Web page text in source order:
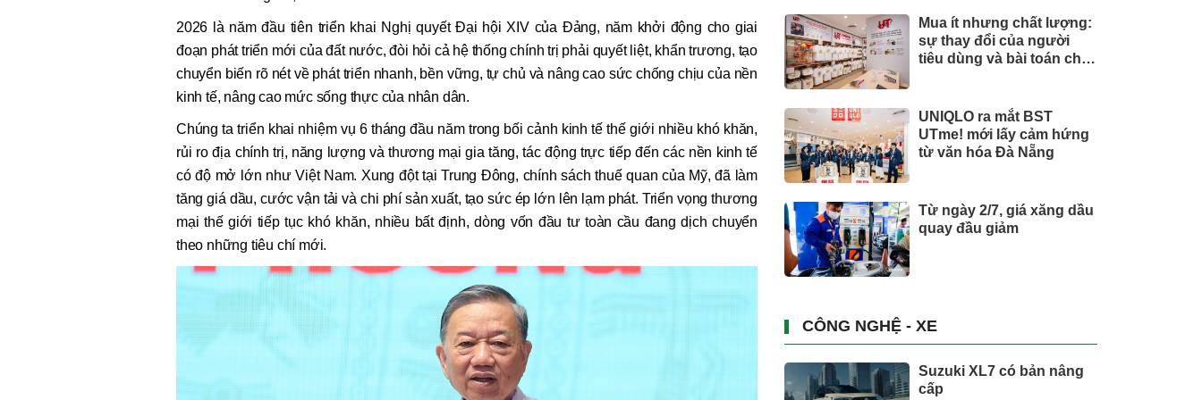
2026 là năm đầu tiên triển khai Nghị quyết Đại hội XIV của Đảng, năm khởi động cho giai
đoạn phát triển mới của đất nước, đòi hỏi cả hệ thống chính trị phải quyết liệt, khẩn trương, tạo
chuyển biến rõ nét về phát triển nhanh, bền vững, tự chủ và nâng cao sức chống chịu của nền
kinh tế, nâng cao mức sống thực của nhân dân.
Chúng ta triển khai nhiệm vụ 6 tháng đầu năm trong bối cảnh kinh tế thế giới nhiều khó khăn,
rủi ro địa chính trị, năng lượng và thương mại gia tăng, tác động trực tiếp đến các nền kinh tế
có độ mở lớn như Việt Nam. Xung đột tại Trung Đông, chính sách thuế quan của Mỹ, đã làm
tăng giá dầu, cước vận tải và chi phí sản xuất, tạo sức ép lớn lên lạm phát. Triển vọng thương
mại thế giới tiếp tục khó khăn, nhiều bất định, dòng vốn đầu tư toàn cầu đang dịch chuyển
theo những tiêu chí mới.
Mua ít nhưng chất lượng:
sự thay đổi của người
tiêu dùng và bài toán cho
UNIQLO ra mắt BST
UTme! mới lấy cảm hứng
từ văn hóa Đà Nẵng
Từ ngày 2/7, giá xăng dầu
quay đầu giảm
CÔNG NGHỆ - XE
Suzuki XL7 có bản nâng
cấp